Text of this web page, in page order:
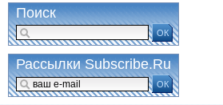
Поиск
ОК
Рассылки Subscribe.Ru
ОК